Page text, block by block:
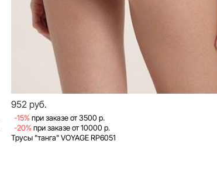
952 руб.
-15% при заказе от 3500 р.
-20% при заказе от 10000 р.
Трусы "танга" VOYAGE RP6051